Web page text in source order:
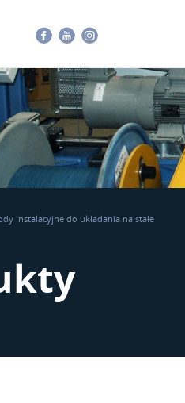
Instagram
instalacyjne do układania na stałe